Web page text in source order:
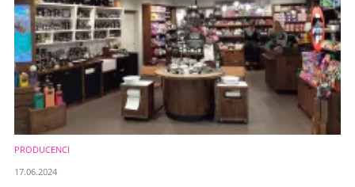
PRODUCENCI
17.06.2024